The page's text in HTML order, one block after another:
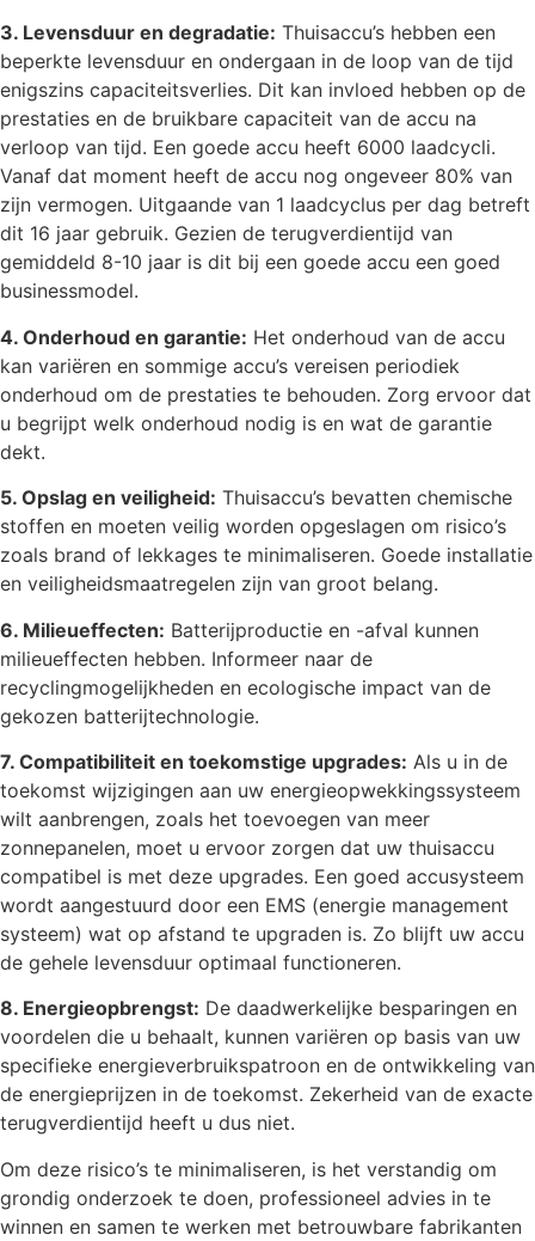
3. Levensduur en degradatie: Thuisaccu’s hebben een
beperkte levensduur en ondergaan in de loop van de tijd
enigszins capaciteitsverlies. Dit kan invloed hebben op de
prestaties en de bruikbare capaciteit van de accu na
verloop van tijd. Een goede accu heeft 6000 laadcycli.
Vanaf dat moment heeft de accu nog ongeveer 80% van
zijn vermogen. Uitgaande van 1 laadcyclus per dag betreft
dit 16 jaar gebruik. Gezien de terugverdientijd van
gemiddeld 8-10 jaar is dit bij een goede accu een goed
businessmodel.
4. Onderhoud en garantie: Het onderhoud van de accu
kan variëren en sommige accu’s vereisen periodiek
onderhoud om de prestaties te behouden. Zorg ervoor dat
u begrijpt welk onderhoud nodig is en wat de garantie
dekt.
5. Opslag en veiligheid: Thuisaccu’s bevatten chemische
stoffen en moeten veilig worden opgeslagen om risico’s
zoals brand of lekkages te minimaliseren. Goede installatie
en veiligheidsmaatregelen zijn van groot belang.
6. Milieueffecten: Batterijproductie en -afval kunnen
milieueffecten hebben. Informeer naar de
recyclingmogelijkheden en ecologische impact van de
gekozen batterijtechnologie.
7. Compatibiliteit en toekomstige upgrades: Als u in de
toekomst wijzigingen aan uw energieopwekkingssysteem
wilt aanbrengen, zoals het toevoegen van meer
zonnepanelen, moet u ervoor zorgen dat uw thuisaccu
compatibel is met deze upgrades. Een goed accusysteem
wordt aangestuurd door een EMS (energie management
systeem) wat op afstand te upgraden is. Zo blijft uw accu
de gehele levensduur optimaal functioneren.
8. Energieopbrengst: De daadwerkelijke besparingen en
voordelen die u behaalt, kunnen variëren op basis van uw
specifieke energieverbruikspatroon en de ontwikkeling van
de energieprijzen in de toekomst. Zekerheid van de exacte
terugverdientijd heeft u dus niet.
Om deze risico’s te minimaliseren, is het verstandig om
grondig onderzoek te doen, professioneel advies in te
winnen en samen te werken met betrouwbare fabrikanten